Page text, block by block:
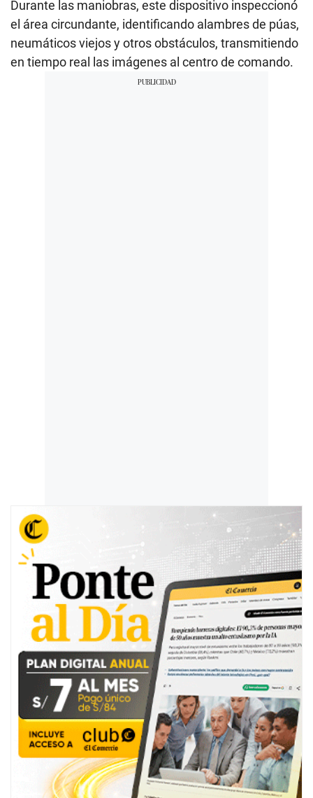
Durante las maniobras, este dispositivo inspeccionó
el área circundante, identificando alambres de púas,
neumáticos viejos y otros obstáculos, transmitiendo
en tiempo real las imágenes al centro de comando.